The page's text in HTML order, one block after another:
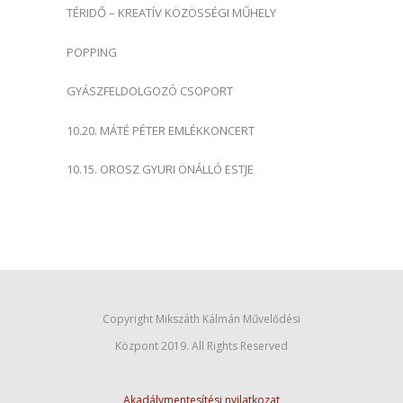
TÉRIDŐ – KREATÍV KÖZÖSSÉGI MŰHELY
POPPING
GYÁSZFELDOLGOZÓ CSOPORT
10.20. MÁTÉ PÉTER EMLÉKKONCERT
10.15. OROSZ GYURI ÖNÁLLÓ ESTJE
Copyright Mikszáth Kálmán Művelődési
Központ 2019. All Rights Reserved